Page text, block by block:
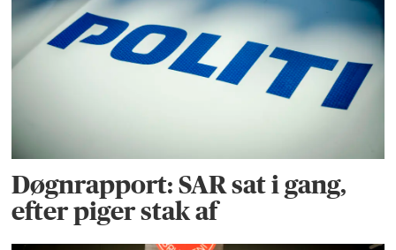
Døgnrapport: SAR sat i gang,
efter piger stak af